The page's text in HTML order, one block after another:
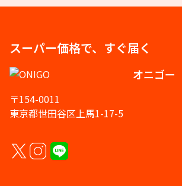
スーパー価格で、すぐ届く
オニゴー
〒154-0011
東京都世田谷区上馬1-17-5